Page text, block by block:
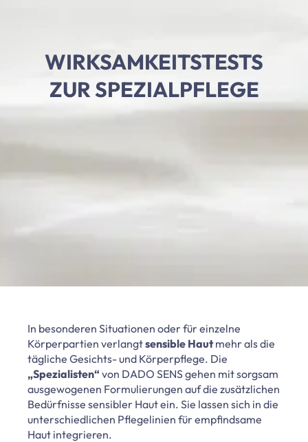
WIRKSAMKEITSTESTS
ZUR SPEZIALPFLEGE
In besonderen Situationen oder für einzelne
Körperpartien verlangtsensible Hautmehr als die
tägliche Gesichts- und Körperpflege. Die
„Spezialisten“ von DADO SENS gehen mit sorgsam
ausgewogenen Formulierungen auf die zusätzlichen
Bedürfnisse sensibler Haut ein. Sie lassen sich in die
unterschiedlichen Pflegelinien für empfindsame
Haut integrieren.